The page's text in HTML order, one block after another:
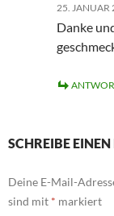
25. JANUAR
Danke
SCHREIBE
Deine E-Mail-
sind mit * markiert